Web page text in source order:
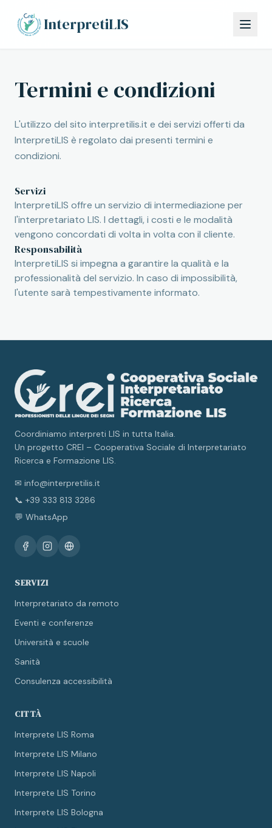
InterpretiLIS
Termini e condizioni
L'utilizzo del sito interpretilis.it e dei servizi offerti da
InterpretiLIS è regolato dai presenti termini e
condizioni.
Servizi
InterpretiLIS offre un servizio di intermediazione per
l'interpretariato LIS. I dettagli, i costi e le modalità
vengono concordati di volta in volta con il cliente.
Responsabilità
InterpretiLIS si impegna a garantire la qualità e la
professionalità del servizio. In caso di impossibilità,
l'utente sarà tempestivamente informato.
Coordiniamo interpreti LIS in tutta Italia.
Un progetto CREI – Cooperativa Sociale di Interpretariato
Ricerca e Formazione LIS.
✉ info@interpretilis.it
📞 +39 333 813 3286
💬 WhatsApp
SERVIZI
Interpretariato da remoto
Eventi e conferenze
Università e scuole
Sanità
Consulenza accessibilità
CITTÀ
Interprete LIS Roma
Interprete LIS Milano
Interprete LIS Napoli
Interprete LIS Torino
Interprete LIS Bologna